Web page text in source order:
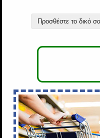
Προσθέστε το δικό